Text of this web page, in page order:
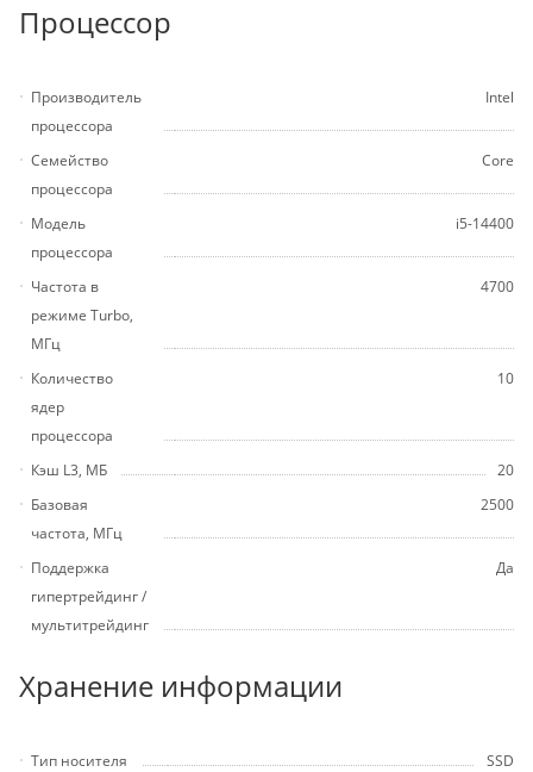
Процессор
Производитель
процессора
Intel
Семейство
процессора
Core
Модель
процессора
i5-14400
Частота в
режиме Turbo,
МГц
4700
Количество
ядер
процессора
10
Кэш L3, МБ
20
Базовая
частота, МГц
2500
Поддержка
гипертрейдинг /
мультитрейдинг
Да
Хранение информации
Тип носителя
SSD